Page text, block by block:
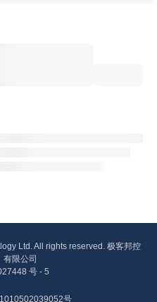
Ltd. All rights reserved. 极客邦控
有限公司
号 - 5
号